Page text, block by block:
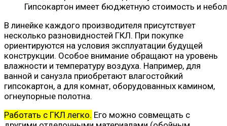
Гипсокартон имеет бюджетную стоимость и
В линейке каждого производителя присутствует
несколько разновидностей ГКЛ. При покупке
ориентируются на условия эксплуатации будущей
конструкции. Особое внимание обращают на уровень
влажности и температуру воздуха. Например, для
ванной и санузла приобретают влагостойкий
гипсокартон, а для комнат, оборудованных камином,
огнеупорные полотна.
Работать с ГКЛ легко. Его можно совмещать с